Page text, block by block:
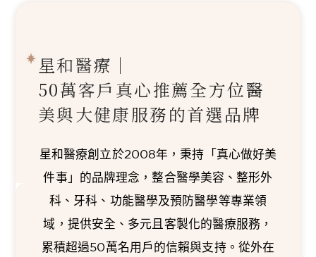
星和醫療｜
50萬客戶真心推薦全方位醫
美與大健康服務的首選品牌
星和醫療創立於2008年，秉持「真心做好美
件事」的品牌理念，整合醫學美容、整形外
科、牙科、功能醫學及預防醫學等專業領
域，提供安全、多元且客製化的醫療服務，
累積超過50萬名用戶的信賴與支持。從外在